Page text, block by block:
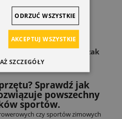
Odkryj Wieszak
Sprawdź jak
powszechny
sportów.
czy sportów zimowych
AKCEPTUJ WSZYSTKIE
ODRZUĆ WSZYSTKIE
SZCZEGÓŁY